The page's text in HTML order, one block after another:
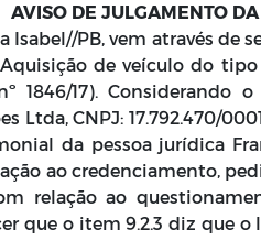
AVISO DE JULGAMENTO
Isabel//PB, vem através
de veículo do
1846/17).
Ltda, CNPJ: 17.792.470/
da pessoa jurídica
ao credenciamento,
relação ao
que o item 9.2.3 diz que